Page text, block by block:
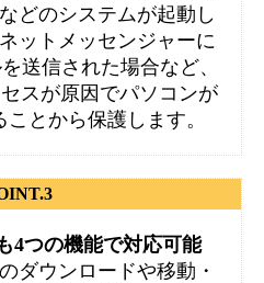
どのシステムが起動し
ットメッセンジャーに
送信された場合など、
スが原因でパソコンが
とから保護します。
4つの機能で対応可能
ダウンロードや移動・